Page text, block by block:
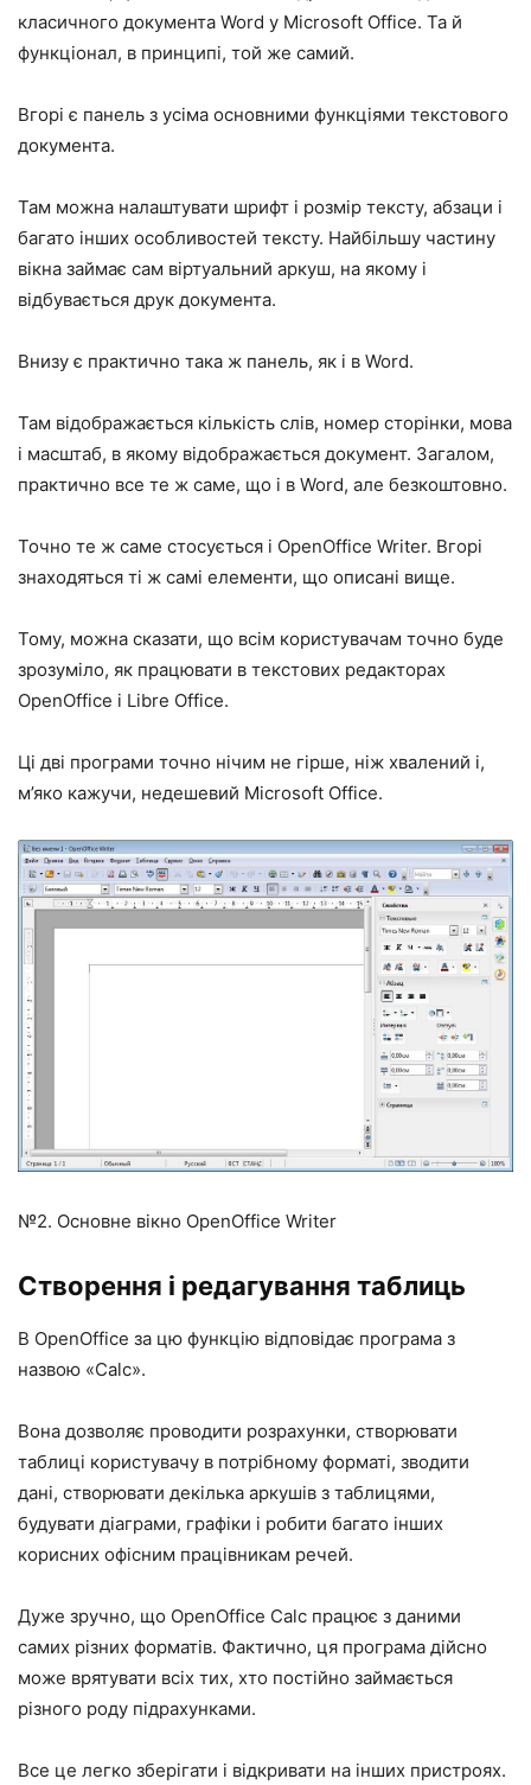
класичного документа Word у Microsoft Office. Та й
функціонал, в принципі, той же самий.
Вгорі є панель з усіма основними функціями текстового
документа.
Там можна налаштувати шрифт і розмір тексту, абзаци і
багато інших особливостей тексту. Найбільшу частину
вікна займає сам віртуальний аркуш, на якому і
відбувається друк документа.
Внизу є практично така ж панель, як і в Word.
Там відображається кількість слів, номер сторінки, мова
і масштаб, в якому відображається документ. Загалом,
практично все те ж саме, що і в Word, але безкоштовно.
Точно те ж саме стосується і OpenOffice Writer. Вгорі
знаходяться ті ж самі елементи, що описані вище.
Тому, можна сказати, що всім користувачам точно буде
зрозуміло, як працювати в текстових редакторах
OpenOffice і Libre Office.
Ці дві програми точно нічим не гірше, ніж хвалений і,
м’яко кажучи, недешевий Microsoft Office.
№2. Основне вікно OpenOffice Writer
Створення і редагування таблиць
В OpenOffice за цю функцію відповідає програма з
назвою «Calc».
Вона дозволяє проводити розрахунки, створювати
таблиці користувачу в потрібному форматі, зводити
дані, створювати декілька аркушів з таблицями,
будувати діаграми, графіки і робити багато інших
корисних офісним працівникам речей.
Дуже зручно, що OpenOffice Calc працює з даними
самих різних форматів. Фактично, ця програма дійсно
може врятувати всіх тих, хто постійно займається
різного роду підрахунками.
Все це легко зберігати і відкривати на інших пристроях.